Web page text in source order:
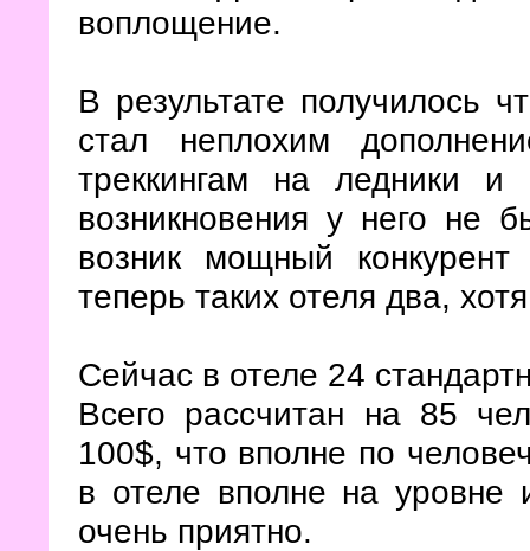
воплощение.
В результате получилось
стал неплохим
треккингам на ледники
возникновения у него не
возник мощный
теперь таких отеля два,
Сейчас в отеле 24
Всего рассчитан на 85
100$, что вполне по
в отеле вполне на
очень приятно.